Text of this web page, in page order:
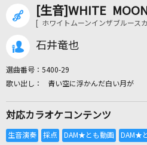
カラオケ
全国り
[生音]WHITE
[ ホワイトムーンインザブルース
石井竜也
選曲番号： 5400-29
青い空に浮かんだ白い月が
対応カラオケコンテンツ